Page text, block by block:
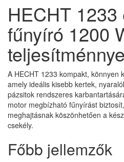
HECHT
fűnyíró 1200
A HECHT 1233 kompakt, könnyen
amely ideális kisebb kertek,
pázsitok rendszeres
motor megbízható fűnyírást
meghajtásnak köszönhetően a
csekély.
Főbb jellemzők